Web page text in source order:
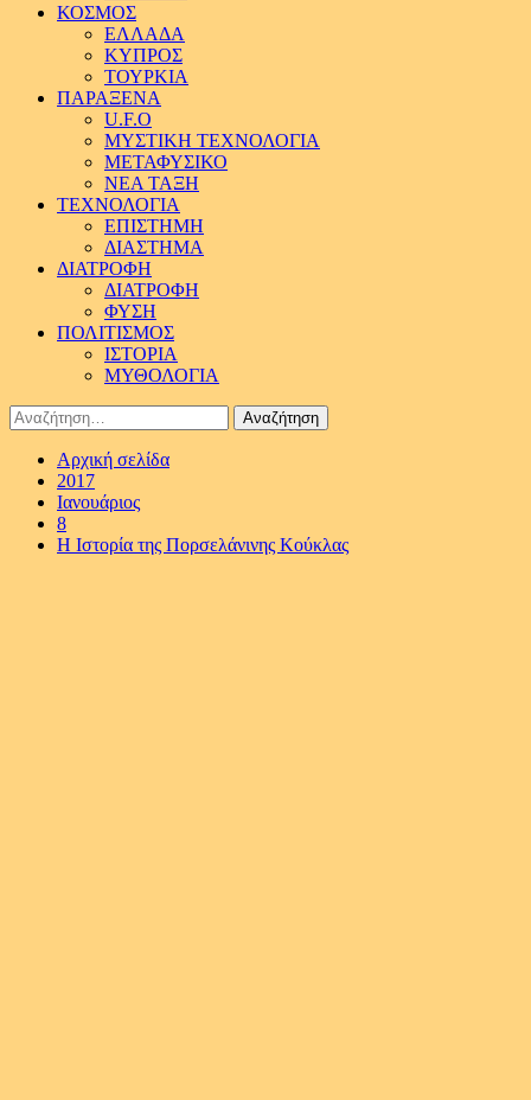
ΚΟΣΜΟΣ
ΕΛΛΑΔΑ
ΚΥΠΡΟΣ
ΤΟΥΡΚΙΑ
ΠΑΡΑΞΕΝΑ
U.F.O
ΜΥΣΤΙΚΗ ΤΕΧΝΟΛΟΓΙΑ
ΜΕΤΑΦΥΣΙΚΟ
ΝΕΑ ΤΑΞΗ
ΤΕΧΝΟΛΟΓΙΑ
ΕΠΙΣΤΗΜΗ
ΔΙΑΣΤΗΜΑ
ΔΙΑΤΡΟΦΗ
ΔΙΑΤΡΟΦΗ
ΦΥΣΗ
ΠΟΛΙΤΙΣΜΟΣ
ΙΣΤΟΡΙΑ
ΜΥΘΟΛΟΓΙΑ
Αναζήτηση
για:
Αρχική σελίδα
2017
Ιανουάριος
8
Η Ιστορία της Πορσελάνινης Κούκλας